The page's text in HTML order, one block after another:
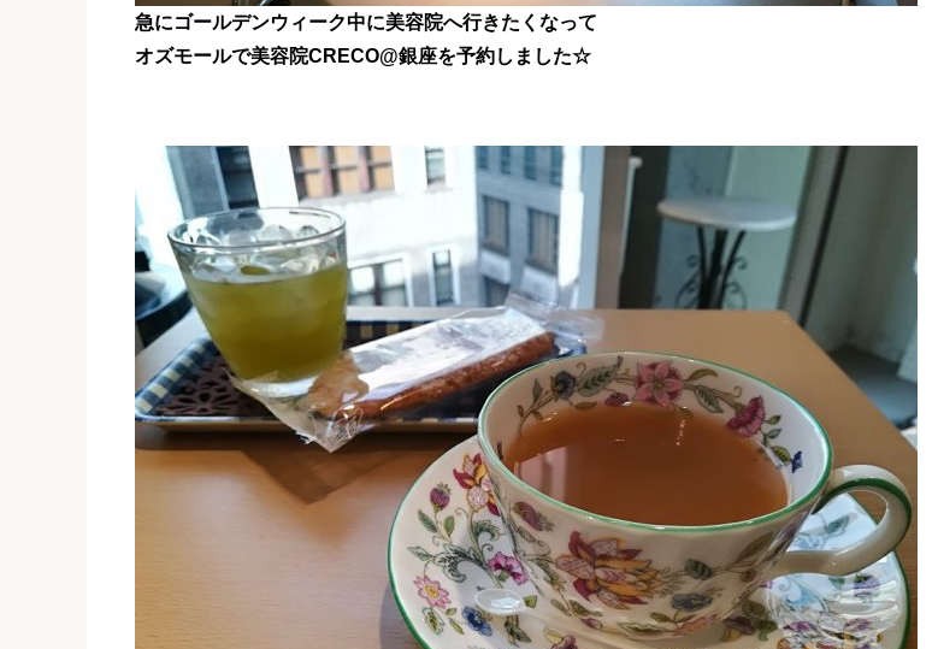
急にゴールデンウィーク中に美容院へ行きたくなって
オズモールで美容院CRECO@銀座を予約しました☆